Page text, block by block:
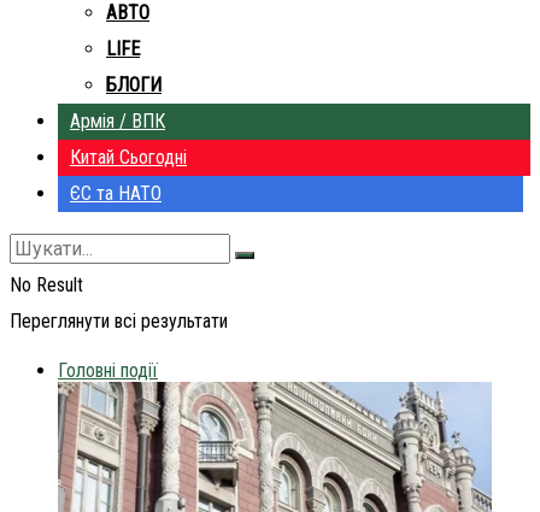
АВТО
LIFE
БЛОГИ
Армія / ВПК
Китай Сьогодні
ЄС та НАТО
No Result
Переглянути всі результати
Головні події